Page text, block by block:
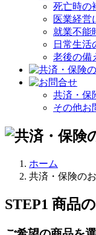
死亡時の
医業経営
就業不能
日常生活
老後の備
共済・保
その他お
ホーム
共済・保険の
STEP1 商品